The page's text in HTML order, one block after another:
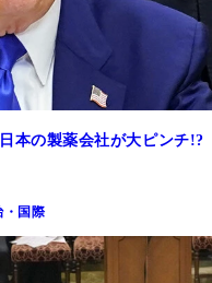
本の製薬会社が大ピンチ!?
・国際